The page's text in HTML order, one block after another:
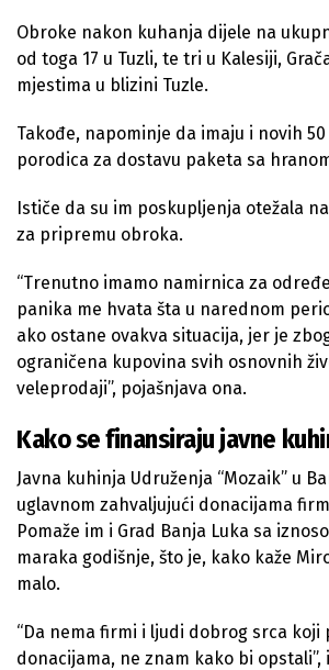
Obroke nakon kuhanja dijele na
od toga 17 u Tuzli, te tri u Kalesiji,
mjestima u blizini Tuzle.
Takođe, napominje da imaju i novih
porodica za dostavu paketa sa
Ističe da su im poskupljenja otežala
za pripremu obroka.
“Trenutno imamo namirnica za
panika me hvata šta u narednom
ako ostane ovakva situacija, jer je
ograničena kupovina svih osnovnih
veleprodaji”, pojašnjava ona.
Kako se finansiraju javne
Javna kuhinja Udruženja “Mozaik” u
uglavnom zahvaljujući donacijama
Pomaže im i Grad Banja Luka sa
maraka godišnje, što je, kako kaže
malo.
“Da nema firmi i ljudi dobrog srca koji
donacijama, ne znam kako bi